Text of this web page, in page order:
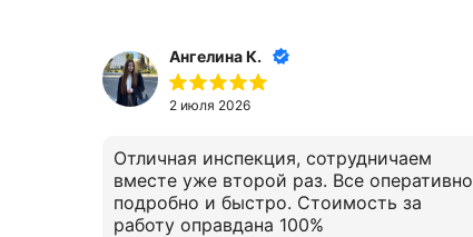
Ангелина К.
2 июля 2026
Отличная инспекция, сотрудничаем
вместе уже второй раз. Все оперативно
подробно и быстро. Стоимость за
работу оправдана 100%